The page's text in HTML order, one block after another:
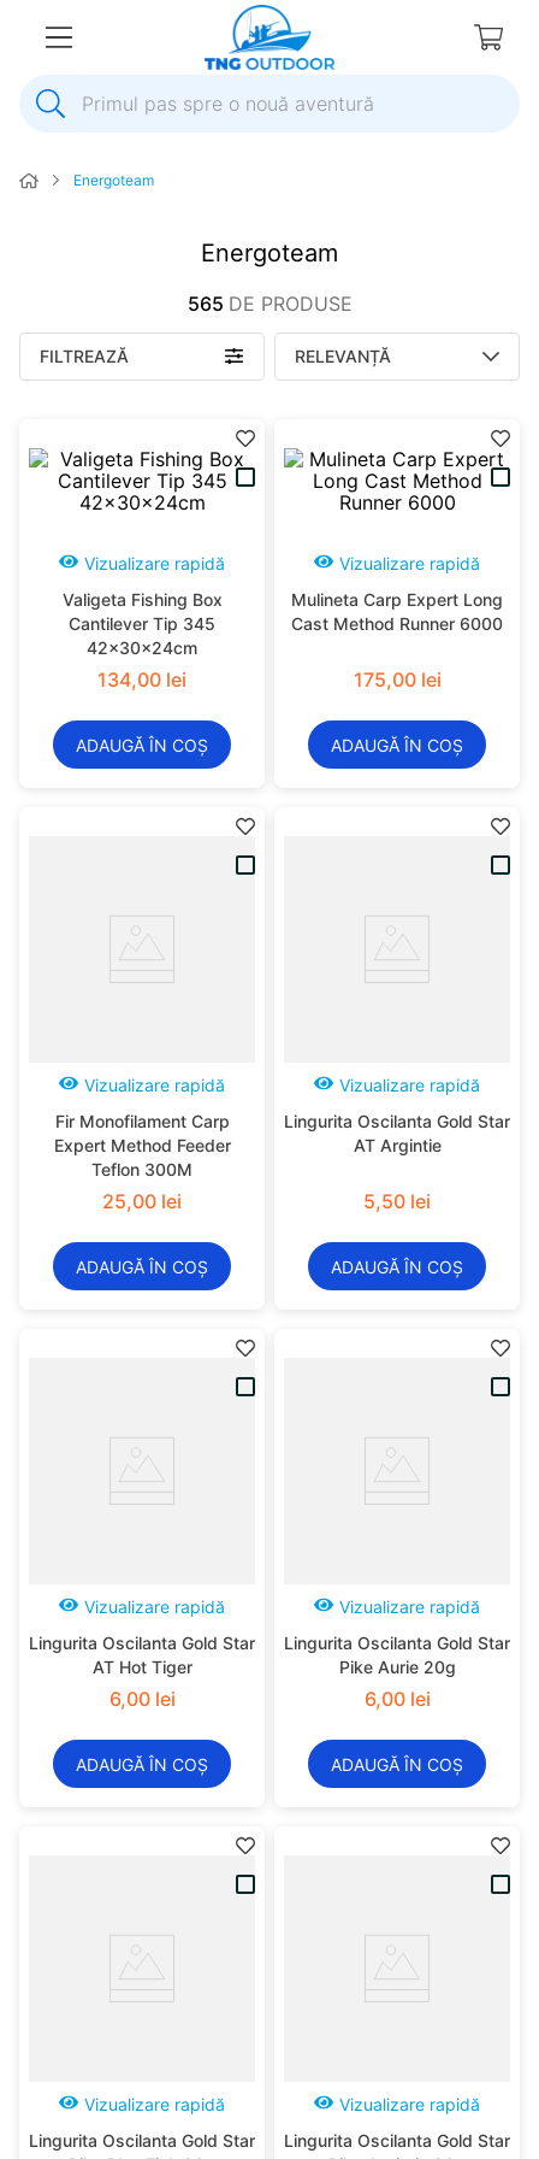
Primul pas spre o nouă aventură
2.
ancora
8.
biminitop
mulineta
Energoteam
Energoteam
565 DE PRODUSE
FILTREAZĂ RELEVANȚĂ
Vizualizare rapidă
Valigeta Fishing Box
Cantilever Tip 345
42x30x24cm
134,00 lei
ADAUGĂ ÎN COȘ
Vizualizare rapidă
Mulineta Carp Expert Long
Cast Method Runner 6000
175,00 lei
ADAUGĂ ÎN COȘ
Vizualizare rapidă
Fir Monofilament Carp
Expert Method Feeder
Teflon 300M
25,00 lei
ADAUGĂ ÎN COȘ
Vizualizare rapidă
Lingurita Oscilanta Gold Star
AT Argintie
5,50 lei
ADAUGĂ ÎN COȘ
Vizualizare rapidă
Lingurita Oscilanta Gold Star
AT Hot Tiger
6,00 lei
ADAUGĂ ÎN COȘ
Vizualizare rapidă
Lingurita Oscilanta Gold Star
Pike Aurie 20g
6,00 lei
ADAUGĂ ÎN COȘ
Vizualizare rapidă
Lingurita Oscilanta Gold Star
Vizualizare rapidă
Lingurita Oscilanta Gold Star